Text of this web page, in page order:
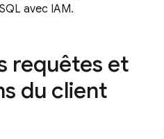
avec IAM.
requêtes et
du client